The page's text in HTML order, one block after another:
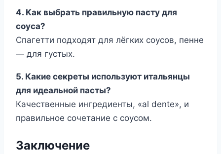
4. Как выбрать правильную пасту для
соуса?
Спагетти подходят для лёгких соусов, пенне
— для густых.
5. Какие секреты используют итальянцы
для идеальной пасты?
Качественные ингредиенты, «al dente», и
правильное сочетание с соусом.
Заключение